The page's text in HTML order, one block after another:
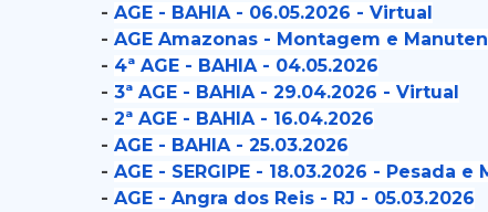
-AGE - BAHIA - 06.05.2026 - Virtual
-AGE Amazonas - Montagem e
- 4ª AGE - BAHIA - 04.05.2026
-3ª AGE - BAHIA - 29.04.2026 - Virtual
-2ª AGE - BAHIA - 16.04.2026
-AGE - BAHIA - 25.03.2026
-AGE - SERGIPE - 18.03.2026 - Pesada e
-AGE - Angra dos Reis - RJ - 05.03.2026